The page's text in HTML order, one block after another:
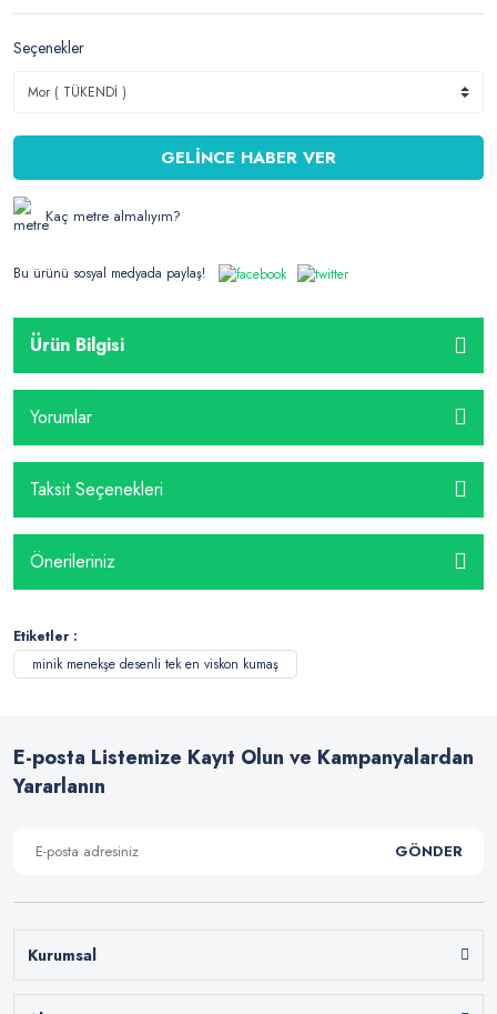
Seçenekler
GELİNCE HABER VER
Kaç metre almalıyım?
Bu ürünü sosyal medyada paylaş!
Ürün Bilgisi
Yorumlar
Taksit Seçenekleri
Önerileriniz
Etiketler :
minik menekşe desenli tek en viskon kumaş
E-posta Listemize Kayıt Olun ve Kampanyalardan
Yararlanın
GÖNDER
Kurumsal